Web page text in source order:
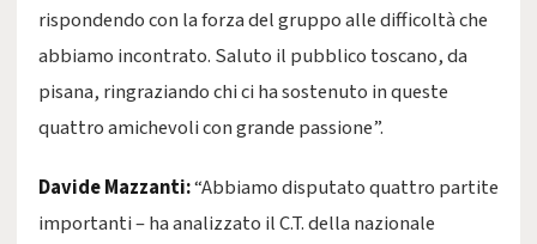
rispondendo con la forza del gruppo alle difficoltà che
abbiamo incontrato. Saluto il pubblico toscano, da
pisana, ringraziando chi ci ha sostenuto in queste
quattro amichevoli con grande passione”.
Davide Mazzanti:“Abbiamo disputato quattro partite
importanti – ha analizzato il C.T. della nazionale